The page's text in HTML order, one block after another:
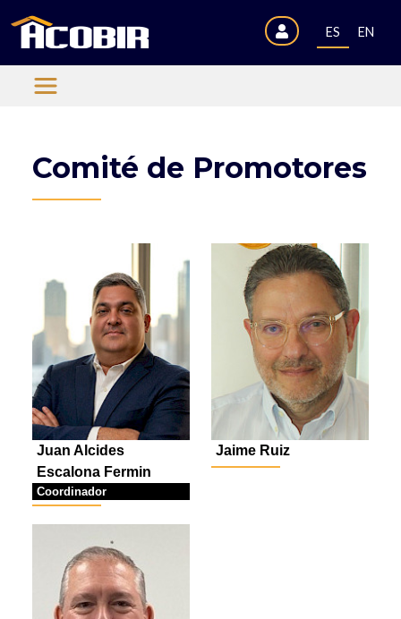
ES EN
Comité de Promotores
Juan Alcides
Escalona Fermin
Coordinador
Jaime Ruiz